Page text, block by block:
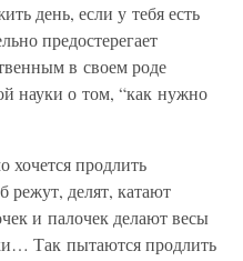
день, если у тебя есть
предостерегает
в своем роде
науки о том, “как нужно
хочется продлить
режут, делят, катают
и палочек делают весы
Так пытаются продлить